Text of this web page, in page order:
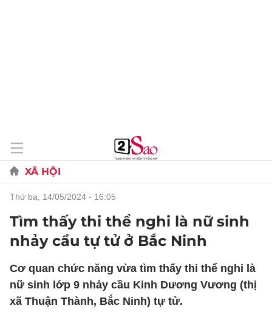
XÃ HỘI
thứ ba, 14/05/2024 - 16:05
Tìm thấy thi thể nghi là nữ sinh
nhảy cầu tự tử ở Bắc Ninh
Cơ quan chức năng vừa tìm thấy thi thể nghi là
nữ sinh lớp 9 nhảy cầu Kinh Dương Vương (thị
xã Thuận Thành, Bắc Ninh) tự tử.